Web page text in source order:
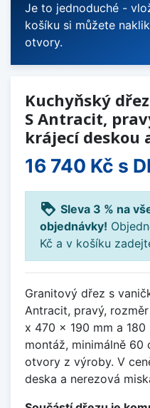
Je to jednoduché -
košíku si můžete
otvory.
Kuchyňský
S Antracit,
krájecí deskou
16 740 Kč s
loyalty Sleva 3 % na
objednávky!
Kč a v košíku
Granitový dřez s
Antracit, pravý,
x 470 x 190 mm a
montáž, minimálně 60
otvory z výroby. V
deska a nerezová